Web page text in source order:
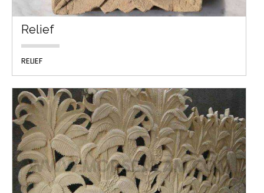
Relief
RELIEF